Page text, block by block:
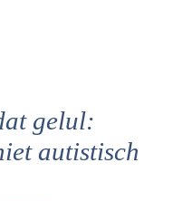
gelul:
autistisch